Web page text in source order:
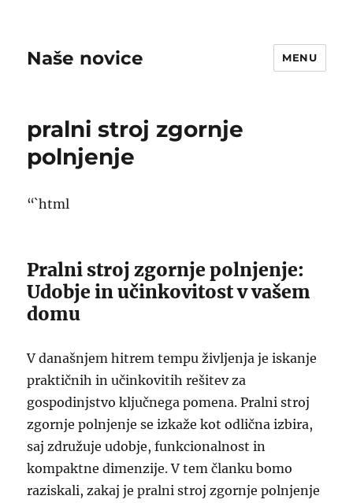
Naše novice MENU
pralni stroj zgornje
polnjenje
“`html
Pralni stroj zgornje polnjenje:
Udobje in učinkovitost v vašem
domu
V današnjem hitrem tempu življenja je iskanje
praktičnih in učinkovitih rešitev za
gospodinjstvo ključnega pomena. Pralni stroj
zgornje polnjenje se izkaže kot odlična izbira,
saj združuje udobje, funkcionalnost in
kompaktne dimenzije. V tem članku bomo
raziskali, zakaj je pralni stroj zgornje polnjenje